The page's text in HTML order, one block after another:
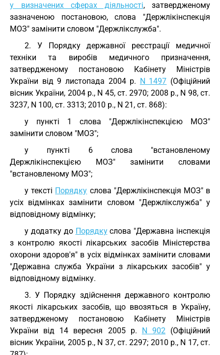
у визначених сферах діяльності, затвердженому
зазначеною постановою, слова "Держлікінспекція
МОЗ" замінити словом "Держлікслужба".
2. У Порядку державної реєстрації медичної
техніки та виробів медичного призначення,
затвердженому постановою Кабінету Міністрів
України від 9 листопада 2004 р. N 1497 (Офіційний
вісник України, 2004 р., N 45, ст. 2970; 2008 р., N 98, ст.
3237, N 100, ст. 3313; 2010 р., N 21, ст. 868):
у пункті 1 слова "Держлікінспекцією МОЗ"
замінити словом "МОЗ";
у пункті 6 слова "встановленому
Держлікінспекцією МОЗ" замінити словами
"встановленому МОЗ";
у тексті Порядку слова "Держлікінспекція МОЗ" в
усіх відмінках замінити словом "Держлікслужба" у
відповідному відмінку;
у додатку до Порядкуслова "Державна інспекція
з контролю якості лікарських засобів Міністерства
охорони здоров'я" в усіх відмінках замінити словами
"Державна служба України з лікарських засобів" у
відповідному відмінку.
3. У Порядку здійснення державного контролю
якості лікарських засобів, що ввозяться в Україну,
затвердженому постановою Кабінету Міністрів
України від 14 вересня 2005 р. N 902(Офіційний
вісник України, 2005 р., N 37, ст. 2297; 2010 р., N 17, ст.